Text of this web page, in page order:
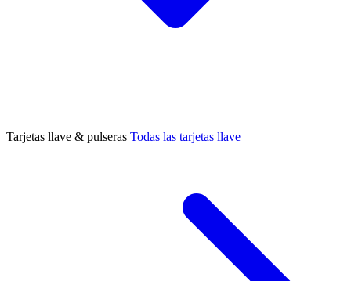
Tarjetas llave & pulseras Todas las tarjetas llave